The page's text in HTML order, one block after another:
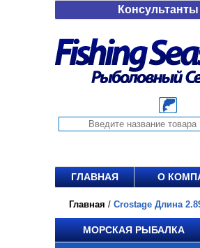
Консультанты
ГЛАВНАЯ О
Главная / Crostage Длина
МОРСКАЯ РЫБАЛКА